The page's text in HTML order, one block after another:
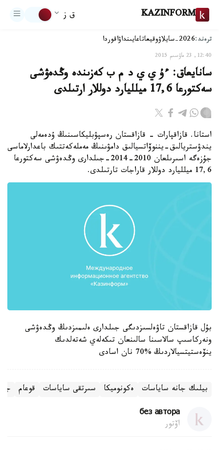
KAZINFORM ق ز
ترەند:2026-سايلاۋ وقيعاتاعايىنداۋاقوردا
12:40, 23 ماۋسىم 2015
سانايعاق: ءۇ ي ي د م ب كەزىندە وڭدەۋشى
سەكتورعا 17,6 ميلليارد دوللار ارتىلدى
استانا. قازاقپارات - قازاقستان رەسپۋبليكاسىنىڭ ۇدەمەلى
يندۋستريالىق-يننوۆاتسيالىق دامۋىنىڭ مەملەكەتتىك باعدارلاماسى
جۇزەگە اسىرىلعان 2010-2014-جىلدارى وڭدەۋشى سەكتورعا
17,6 ميلليارد دوللار قاراجات تارتىلدى.
بۇل قازاقستان تاۋەلسىزدىگى جىلدارى ەلىمىزدىڭ وڭدەۋشى
ونەركاسىپ سالاسىنا سالىنعان تىكەلەي شەتەلدىك
ينۆەستيتسيالاردىڭ %70 نان اسادى
بيلىك جانە ساياسات ەكونوميكا سىرتقى ساياسات قوعام
без автора
اۆتور